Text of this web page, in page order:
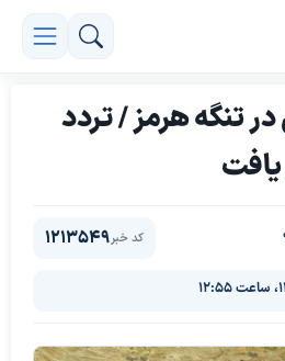
تنگه هرمز / تردد
کد خبر1213549